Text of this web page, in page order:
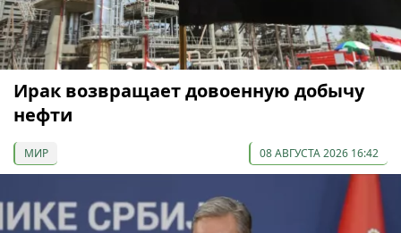
Ирак возвращает довоенную добычу
нефти
МИР 08 АВГУСТА 2026 16:42